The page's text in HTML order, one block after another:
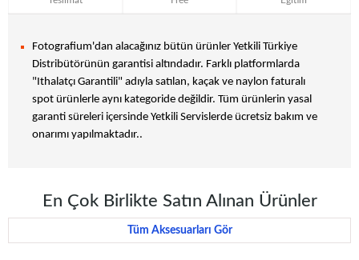
Fotografium'dan alacağınız bütün ürünler Yetkili Türkiye
Distribütörünün garantisi altındadır. Farklı platformlarda
"Ithalatçı Garantili" adıyla satılan, kaçak ve naylon faturalı
spot ürünlerle aynı kategoride değildir. Tüm ürünlerin yasal
garanti süreleri içersinde Yetkili Servislerde ücretsiz bakım ve
onarımı yapılmaktadır..
En Çok Birlikte Satın Alınan Ürünler
Tüm Aksesuarları Gör